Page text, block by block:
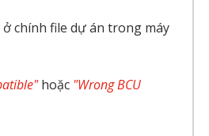
chính file dự án trong máy
hoặc "Wrong BCU